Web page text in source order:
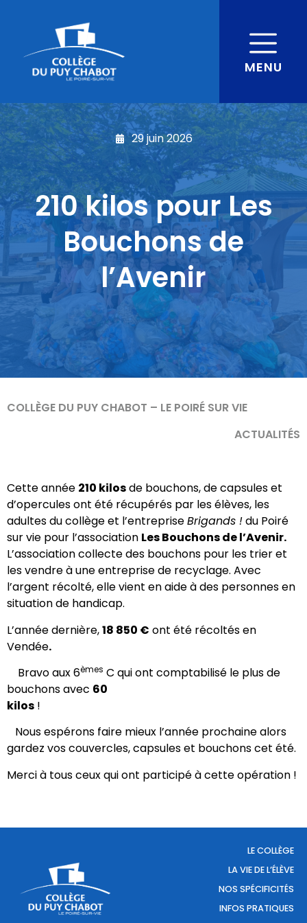
MENU
29 juin 2026
210 kilos pour Les
Bouchons de
l’Avenir
COLLÈGE DU PUY CHABOT – LE POIRÉ SUR VIE
ACTUALITÉS
Cette année 210 kilosde bouchons, de capsules et
d’opercules ont été récupérés par les élèves, les
adultes du collège et l’entrepriseBrigands !du Poiré
sur vie pour l’association Les Bouchons de l’Avenir.
L’association collecte des bouchons pour les trier et
les vendre à une entreprise de recyclage. Avec
l’argent récolté, elle vient en aide à des personnes en
situation de handicap.
L’année dernière,18 850 € ont été récoltés en
Vendée.
Bravo aux 6èmes C qui ont comptabilisé le plus de
bouchons avec 60
kilos
Nous espérons faire mieux l’année prochaine alors
gardez vos couvercles, capsules et bouchons cet été.
Merci à tous ceux qui ont participé à cette opération !
LE COLLÈGE
LA VIE DE L’ÉLÈVE
NOS SPÉCIFICITÉS
INFOS PRATIQUES